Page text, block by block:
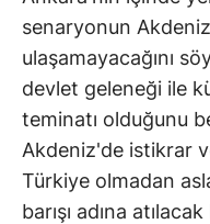
senaryonun
ulaşamayacağını
devlet geleneği ile
teminatı olduğunu
Akdeniz'de istikrar
Türkiye olmadan
barışı adına